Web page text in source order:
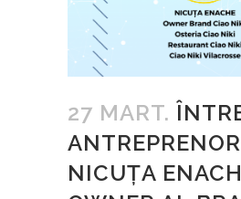
27 MART.
NICUȚA